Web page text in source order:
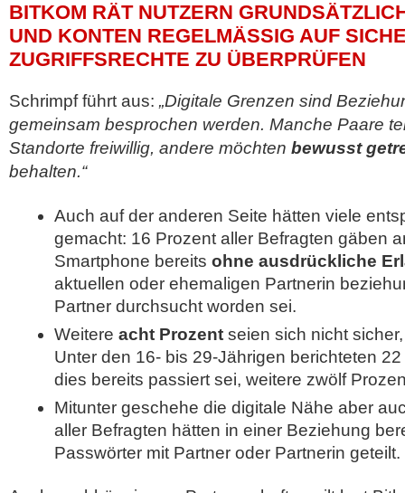
BITKOM RÄT NUTZERN
UND KONTEN REGELMÄSSIG AUF
UGRIFFSRECHTE ZU ÜBERPRÜFEN
Schrimpf führt aus: „Digitale Grenzen sind
gemeinsam besprochen werden. Manche Paare
Standorte freiwillig, andere möchten bewusst
behalten.“
Auch auf der anderen Seite hätten viele
gemacht: 16 Prozent aller Befragten gäben
Smartphone bereits ohne ausdrückliche
aktuellen oder ehemaligen Partnerin
Partner durchsucht worden sei.
Weitere acht Prozent seien sich nicht
Unter den 16- bis 29-Jährigen berichteten
dies bereits passiert sei, weitere zwölf
Mitunter geschehe die digitale Nähe aber
aller Befragten hätten in einer Beziehung
Passwörter mit Partner oder Partnerin geteilt.